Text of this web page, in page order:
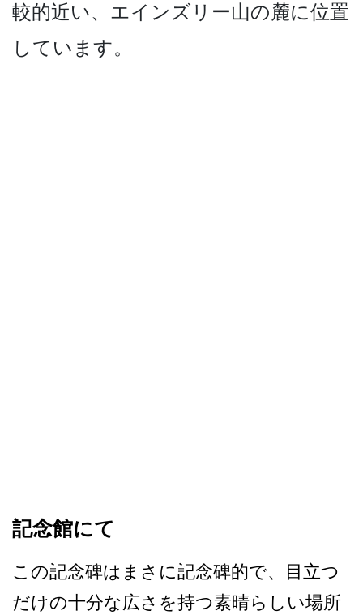
較的近い、エインズリ­ー山の麓に位置
しています。
記念館にて
この記念碑はまさに記念碑的­で、目立つ
だけの十分な広さを持つ素晴らしい場所